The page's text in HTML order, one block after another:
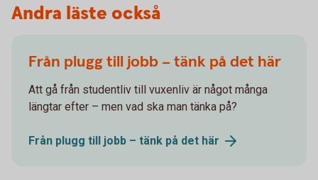
Andra läste också
Från plugg till jobb – tänk på det här
Att gå från studentliv till vuxenliv är något många
längtar efter – men vad ska man tänka på?
Från plugg till jobb – tänk på det här